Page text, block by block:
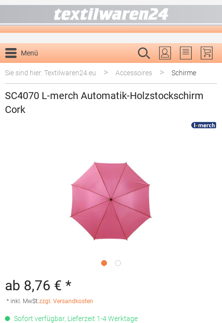
Menü
Du hast 0
Sie sind hier: Textilwaren24.eu
> Accessoires > Schirme
SC4070 L-merch Automatik-Holzstockschirm
Cork
ab 8,76 € *
* inkl. MwSt.zzgl. Versandkosten
Sofort verfügbar, Lieferzeit 1-4 Werktage